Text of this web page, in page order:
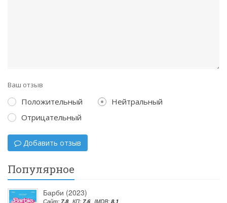
Ваш отзыв
Положительный
Нейтральный
Отрицательный
Добавить отзыв
Популярное
Барби (2023)
Сайт: 7.8 КП: 7.6 IMDB: 8.1